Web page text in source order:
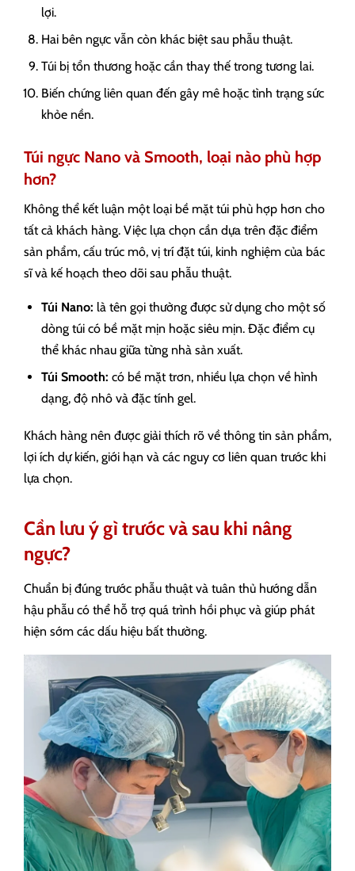
lợi.
Hai bên ngực vẫn còn khác biệt sau phẫu thuật.
Túi bị tổn thương hoặc cần thay thế trong tương lai.
Biến chứng liên quan đến gây mê hoặc tình trạng sức
khỏe nền.
Túi ngực Nano và Smooth, loại nào phù hợp
hơn?
Không thể kết luận một loại bề mặt túi phù hợp hơn cho
tất cả khách hàng. Việc lựa chọn cần dựa trên đặc điểm
sản phẩm, cấu trúc mô, vị trí đặt túi, kinh nghiệm của bác
sĩ và kế hoạch theo dõi sau phẫu thuật.
Túi Nano: là tên gọi thường được sử dụng cho một số
dòng túi có bề mặt mịn hoặc siêu mịn. Đặc điểm cụ
thể khác nhau giữa từng nhà sản xuất.
Túi Smooth: có bề mặt trơn, nhiều lựa chọn về hình
dạng, độ nhô và đặc tính gel.
Khách hàng nên được giải thích rõ về thông tin sản phẩm,
lợi ích dự kiến, giới hạn và các nguy cơ liên quan trước khi
lựa chọn.
Cần lưu ý gì trước và sau khi nâng
ngực?
Chuẩn bị đúng trước phẫu thuật và tuân thủ hướng dẫn
hậu phẫu có thể hỗ trợ quá trình hồi phục và giúp phát
hiện sớm các dấu hiệu bất thường.